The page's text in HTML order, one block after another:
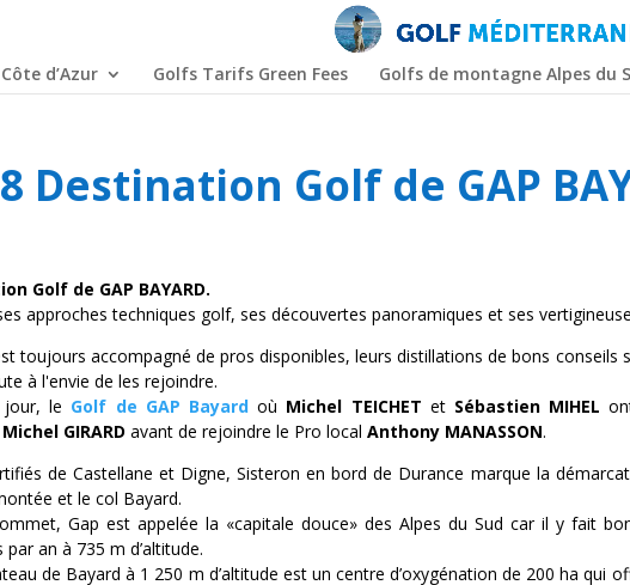
d’Azur Golfs Tarifs Green Fees Golfs de montagne Alpes du
8 Destination Golf de GAP
Golf de GAP BAYARD.
approches techniques golf, ses découvertes panoramiques et ses
toujours accompagné de pros disponibles, leurs distillations de bons conseils
à l'envie de les rejoindre.
le Golf de GAP Bayardoù Michel TEICHET et Sébastien MIHEL
Michel GIRARD avant de rejoindre le Pro localAnthony MANASSON.
de Castellane et Digne, Sisteron en bord de Durance marque la
et le col Bayard.
Gap est appelée la «capitale douce» des Alpes du Sud car il y fait
an à 735 m d’altitude.
de Bayard à 1 250 m d’altitude est un centre d’oxygénation de 200 ha qui